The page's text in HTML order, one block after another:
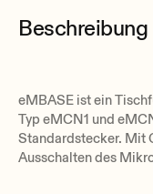
Beschreibung
eMBASE ist ein
Typ eMCN1 und
Standardstecker. Mit
Ausschalten des